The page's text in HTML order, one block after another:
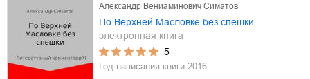
Александр Вениаминович Симатов
По Верхней Масловке без спешки
электронная книга
5
Год написания книги 2016